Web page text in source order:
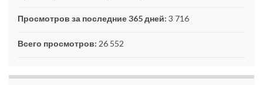
Просмотров за последние 365 дней: 3 716
Всего просмотров: 26 552